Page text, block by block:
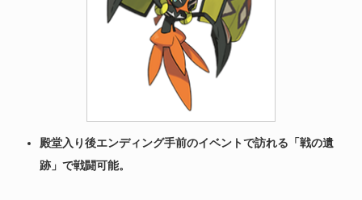
殿堂入り後エンディング手前のイベントで訪れる「戦の遺
跡」で戦闘可能。